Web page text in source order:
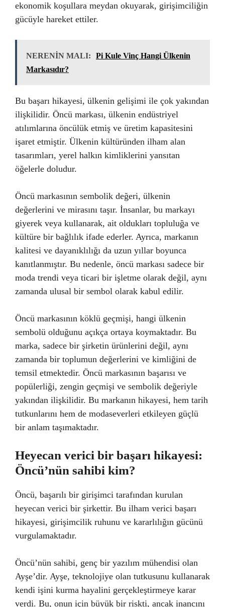
ekonomik koşullara meydan okuyarak, girişimciliğin
gücüyle hareket ettiler.
NERENİN MALI:
Pi Kule Vinç Hangi Ülkenin
Markasıdır?
Bu başarı hikayesi, ülkenin gelişimi ile çok yakından
ilişkilidir. Öncü markası, ülkenin endüstriyel
atılımlarına öncülük etmiş ve üretim kapasitesini
işaret etmiştir. Ülkenin kültüründen ilham alan
tasarımları, yerel halkın kimliklerini yansıtan
öğelerle doludur.
Öncü markasının sembolik değeri, ülkenin
değerlerini ve mirasını taşır. İnsanlar, bu markayı
giyerek veya kullanarak, ait oldukları topluluğa ve
kültüre bir bağlılık ifade ederler. Ayrıca, markanın
kalitesi ve dayanıklılığı da uzun yıllar boyunca
kanıtlanmıştır. Bu nedenle, öncü markası sadece bir
moda trendi veya ticari bir işletme olarak değil, aynı
zamanda ulusal bir sembol olarak kabul edilir.
Öncü markasının köklü geçmişi, hangi ülkenin
sembolü olduğunu açıkça ortaya koymaktadır. Bu
marka, sadece bir şirketin ürünlerini değil, aynı
zamanda bir toplumun değerlerini ve kimliğini de
temsil etmektedir. Öncü markasının başarısı ve
popülerliği, zengin geçmişi ve sembolik değeriyle
yakından ilişkilidir. Bu markanın hikayesi, hem tarih
tutkunlarını hem de modaseverleri etkileyen güçlü
bir anlam taşımaktadır.
Heyecan verici bir başarı hikayesi:
Öncü’nün sahibi kim?
Öncü, başarılı bir girişimci tarafından kurulan
heyecan verici bir şirkettir. Bu ilham verici başarı
hikayesi, girişimcilik ruhunu ve kararlılığın gücünü
vurgulamaktadır.
Öncü’nün sahibi, genç bir yazılım mühendisi olan
Ayşe’dir. Ayşe, teknolojiye olan tutkusunu kullanarak
kendi işini kurma hayalini gerçekleştirmeye karar
verdi. Bu, onun için büyük bir riskti, ancak inancını